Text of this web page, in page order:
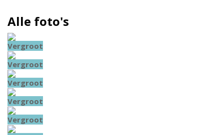
Alle foto's
Vergroot
Vergroot
Vergroot
Vergroot
Vergroot